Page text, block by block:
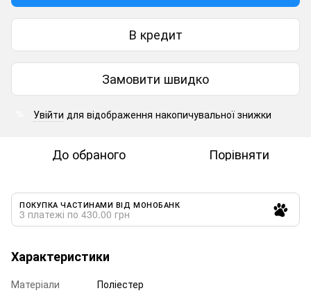
В кредит
Замовити швидко
Увійти для відображення накопичувальної знижки
До обраного Порівняти
ПОКУПКА ЧАСТИНАМИ ВІД МОНОБАНК
3 платежі по 430.00 грн
Характеристики
Матеріали
Поліестер